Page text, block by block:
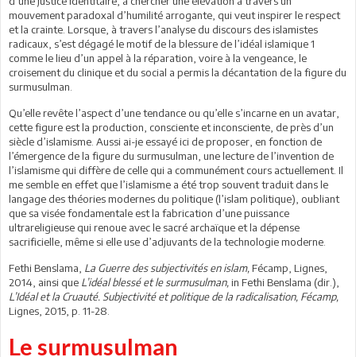
mouvement paradoxal d’humilité arrogante, qui veut inspirer le respect
et la crainte. Lorsque, à travers l’analyse du discours des islamistes
radicaux, s’est dégagé le motif de la blessure de l’idéal islamique 1
comme le lieu d’un appel à la réparation, voire à la vengeance, le
croisement du clinique et du social a permis la décantation de la figure du
surmusulman.
Qu’elle revête l’aspect d’une tendance ou qu’elle s’incarne en un avatar,
cette figure est la production, consciente et inconsciente, de près d’un
siècle d’islamisme. Aussi ai-je essayé ici de proposer, en fonction de
l’émergence de la figure du surmusulman, une lecture de l’invention de
l’islamisme qui diffère de celle qui a communément cours actuellement. Il
me semble en effet que l’islamisme a été trop souvent traduit dans le
langage des théories modernes du politique (l’islam politique), oubliant
que sa visée fondamentale est la fabrication d’une puissance
ultrareligieuse qui renoue avec le sacré archaïque et la dépense
sacrificielle, même si elle use d’adjuvants de la technologie moderne.
Fethi Benslama, La Guerre des subjectivités en islam, Fécamp, Lignes,
2014, ainsi que L’idéal blessé et le surmusulman, in Fethi Benslama (dir.),
L’Idéal et la Cruauté. Subjectivité et politique de la radicalisation, Fécamp,
Lignes, 2015, p. 11-28.
Le surmusulman